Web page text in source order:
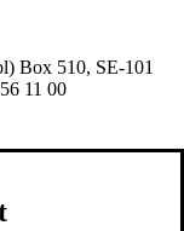
Box 510, SE-101
11 00